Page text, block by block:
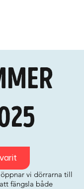
vi dörrarna till
fängsla både